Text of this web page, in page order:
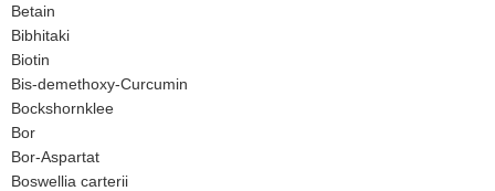
Betain
Bibhitaki
Biotin
Bis-demethoxy-Curcumin
Bockshornklee
Bor
Bor-Aspartat
Boswellia carterii